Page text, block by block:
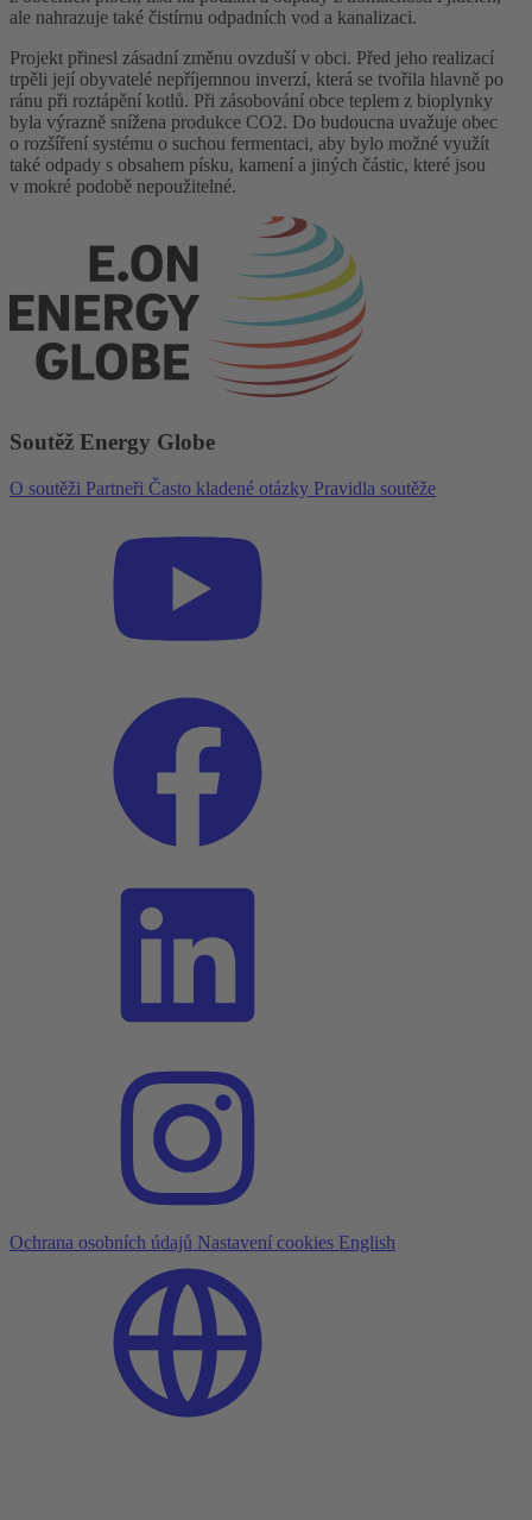
ale nahrazuje také čistírnu odpadních vod a kanalizaci.
Projekt přinesl zásadní změnu ovzduší v obci. Před jeho realizací
trpěli její obyvatelé nepříjemnou inverzí, která se tvořila hlavně po
ránu při roztápění kotlů. Při zásobování obce teplem z bioplynky
byla výrazně snížena produkce CO2. Do budoucna uvažuje obec
o rozšíření systému o suchou fermentaci, aby bylo možné využít
také odpady s obsahem písku, kamení a jiných částic, které jsou
v mokré podobě nepoužitelné.
Soutěž Energy Globe
O soutěži Partneři Často kladené otázky Pravidla soutěže
Ochrana osobních údajů Nastavení cookies English